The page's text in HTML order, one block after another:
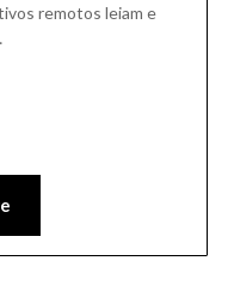
remotos leiam e